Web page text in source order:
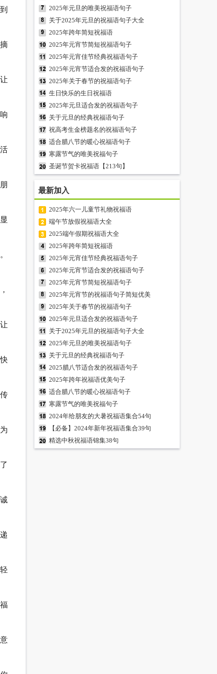
2025年元旦的唯美祝福语句子
关于2025年元旦的祝福语句子大全
2025年跨年简短祝福语
2025年元宵节简短祝福语句子
2025年元宵佳节经典祝福语句子
2025年元宵节适合发的祝福语句子
2025年关于春节的祝福语句子
生日快乐的生日祝福语
2025年元旦适合发的祝福语句子
关于元旦的经典祝福语句子
祝高考生金榜题名的祝福语句子
适合腊八节的暖心祝福语句子
寒露节气的唯美祝福句子
圣诞节贺卡祝福语【213句】
最新加入
2025年六一儿童节礼物祝福语
端午节放假祝福语大全
2025端午假期祝福语大全
2025年跨年简短祝福语
2025年元宵佳节经典祝福语句子
2025年元宵节适合发的祝福语句子
2025年元宵节简短祝福语句子
2025年元宵节的祝福语句子简短优美
2025年关于春节的祝福语句子
2025年元旦适合发的祝福语句子
关于2025年元旦的祝福语句子大全
2025年元旦的唯美祝福语句子
关于元旦的经典祝福语句子
2025腊八节适合发的祝福语句子
2025年跨年祝福语优美句子
适合腊八节的暖心祝福语句子
寒露节气的唯美祝福句子
2024年给朋友的大暑祝福语集合54句
【必备】2024年新年祝福语集合39句
精选中秋祝福语锦集38句